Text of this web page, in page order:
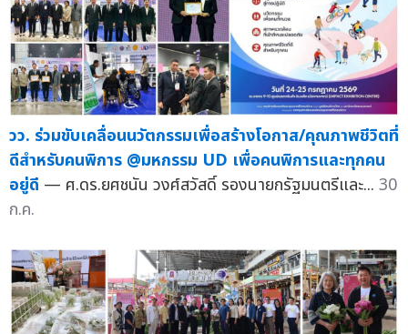
วว. ร่วมขับเคลื่อนนวัตกรรมเพื่อสร้างโอกาส/คุณภาพชีวิตที่
ดีสำหรับคนพิการ @มหกรรม UD เพื่อคนพิการและทุกคน
อยู่ดี — ศ.ดร.ยศชนัน วงศ์สวัสดิ์ รองนายกรัฐมนตรีและ... 30
ก.ค.